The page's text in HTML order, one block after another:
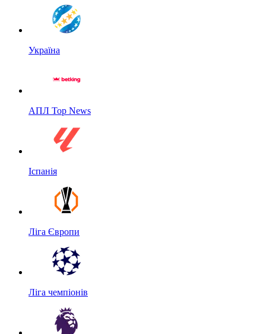
Україна
АПЛ Top News
Іспанія
Ліга Європи
Ліга чемпіонів